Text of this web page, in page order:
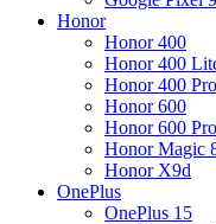
Honor
Honor 400
Honor 400
Honor 400 Pro
Honor 600
Honor 600 Pro
Honor Magic
Honor X9d
OnePlus
OnePlus 15